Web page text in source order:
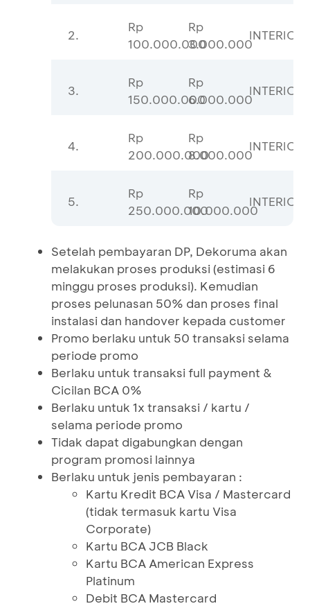
2.
Rp
100.000.000
Rp
3.000.000
3.
Rp
150.000.000
Rp
6.000.000
4.
Rp
200.000.000
Rp
8.000.000
5.
Rp
250.000.000
Rp
10.000.000
Setelah pembayaran DP, Dekoruma akan
melakukan proses produksi (estimasi 6
minggu proses produksi). Kemudian
proses pelunasan 50% dan proses final
instalasi dan handover kepada customer
Promo berlaku untuk 50 transaksi selama
periode promo
Berlaku untuk transaksi full payment &
Cicilan BCA 0%
Berlaku untuk 1x transaksi / kartu /
selama periode promo
Tidak dapat digabungkan dengan
program promosi lainnya
Berlaku untuk jenis pembayaran :
Kartu Kredit BCA Visa / Mastercard
(tidak termasuk kartu Visa
Corporate)
Kartu BCA JCB Black
Kartu BCA American Express
Platinum
Debit BCA Mastercard